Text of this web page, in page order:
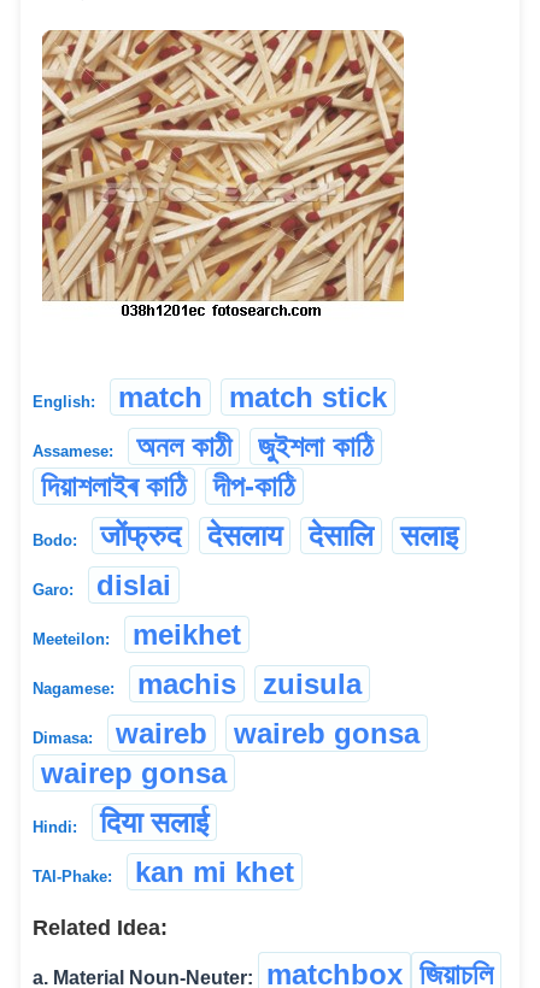
English: match match stick
Assamese: অনল কাঠী
জুইশলা কাঠি
দিয়াশলাইৰ কাঠি
দীপ-কাঠি
Bodo: जोंफ्रुद देसलाय देसालि सलाइ
Garo: dislai
Meeteilon: meikhet
Nagamese: machis zuisula
Dimasa: waireb
waireb gonsa
wairep gonsa
Hindi: दिया सलाई
TAI-Phake: kan mi khet
Related Idea:
a. Material Noun-Neuter: matchbox জিয়াচলি